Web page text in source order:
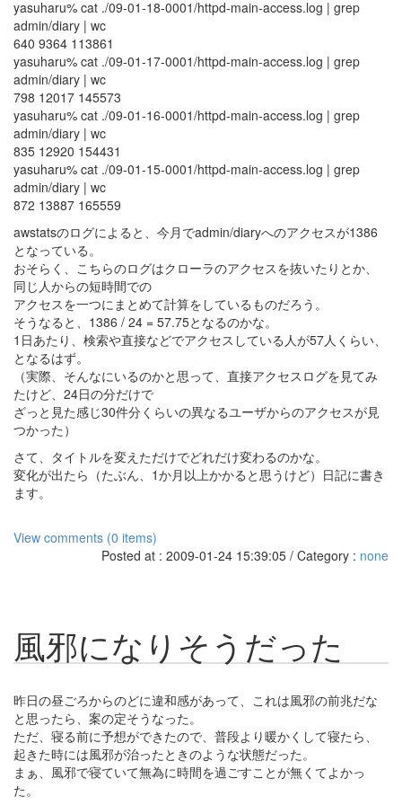
yasuharu% cat ./09-01-18-0001/httpd-main-access.log | grep
admin/diary | wc
640 9364 113861
yasuharu% cat ./09-01-17-0001/httpd-main-access.log | grep
admin/diary | wc
798 12017 145573
yasuharu% cat ./09-01-16-0001/httpd-main-access.log | grep
admin/diary | wc
835 12920 154431
yasuharu% cat ./09-01-15-0001/httpd-main-access.log | grep
admin/diary | wc
872 13887 165559
awstatsのログによると、今月でadmin/diaryへのアクセスが1386
となっている。
おそらく、こちらのログはクローラのアクセスを抜いたりとか、
同じ人からの短時間での
アクセスを一つにまとめて計算をしているものだろう。
そうなると、1386 / 24 = 57.75となるのかな。
1日あたり、検索や直接などでアクセスしている人が57人くらい、
となるはず。
（実際、そんなにいるのかと思って、直接アクセスログを見てみ
たけど、24日の分だけで
ざっと見た感じ30件分くらいの異なるユーザからのアクセスが見
つかった）
さて、タイトルを変えただけでどれだけ変わるのかな。
変化が出たら（たぶん、1か月以上かかると思うけど）日記に書き
ます。
View comments (0 items)
Posted at : 2009-01-24 15:39:05 / Category : none
風邪になりそうだった
昨日の昼ごろからのどに違和感があって、これは風邪の前兆だな
と思ったら、案の定そうなった。
ただ、寝る前に予想ができたので、普段より暖かくして寝たら、
起きた時には風邪が治ったときのような状態だった。
まぁ、風邪で寝ていて無為に時間を過ごすことが無くてよかっ
た。